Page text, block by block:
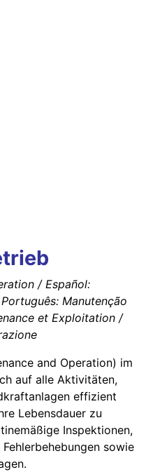
/ Español:
Manutenção
et Exploitation /
and Operation) im
auf alle Aktivitäten,
effizient
Lebensdauer zu
Inspektionen,
Fehlerbehebungen sowie